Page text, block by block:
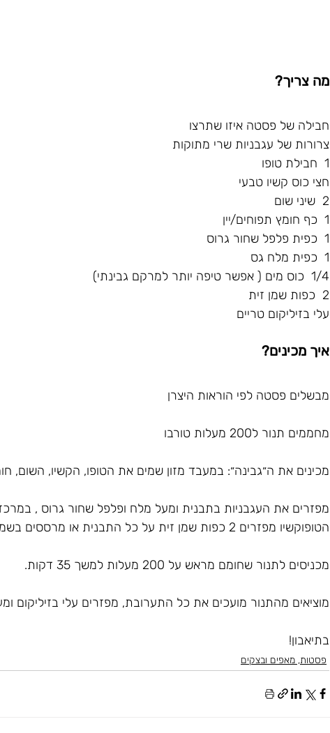
מה צריך?
חבילה של פסטה איזו שתרצו
צרורות של עגבניות שרי מתוקות
1  חבילת טופו
חצי כוס קשיו טבעי
2  שיני שום
1  כף חומץ תפוחים/יין
1  כפית פלפל שחור גרוס
1  כפית מלח גס
1/4  כוס מים ( אפשר טיפה יותר למרקם גבינתי)
2  כפות שמן זית
עלי בזיליקום טריים
איך מכינים?
מבשלים פסטה לפי הוראות היצרן
מחממים תנור ל200 מעלות טורבו
מכינים את ה״גבינה״: במעבד מזון שמים את הטופו, הקשיו, השום,
מפזרים את העגבניות בתבנית ומעל מלח ופלפל שחור גרוס ,
הטופוקשיו מפזרים 2 כפות שמן זית על כל התבנית או מרססים בשמן זית
מכניסים לתנור שחומם מראש על 200 מעלות למשך 35 דקות.
מוציאים מהתנור מועכים את כל התערובת, מפזרים עלי בזיליקום
בתיאבון!
פסטות, מאפים ובצקים